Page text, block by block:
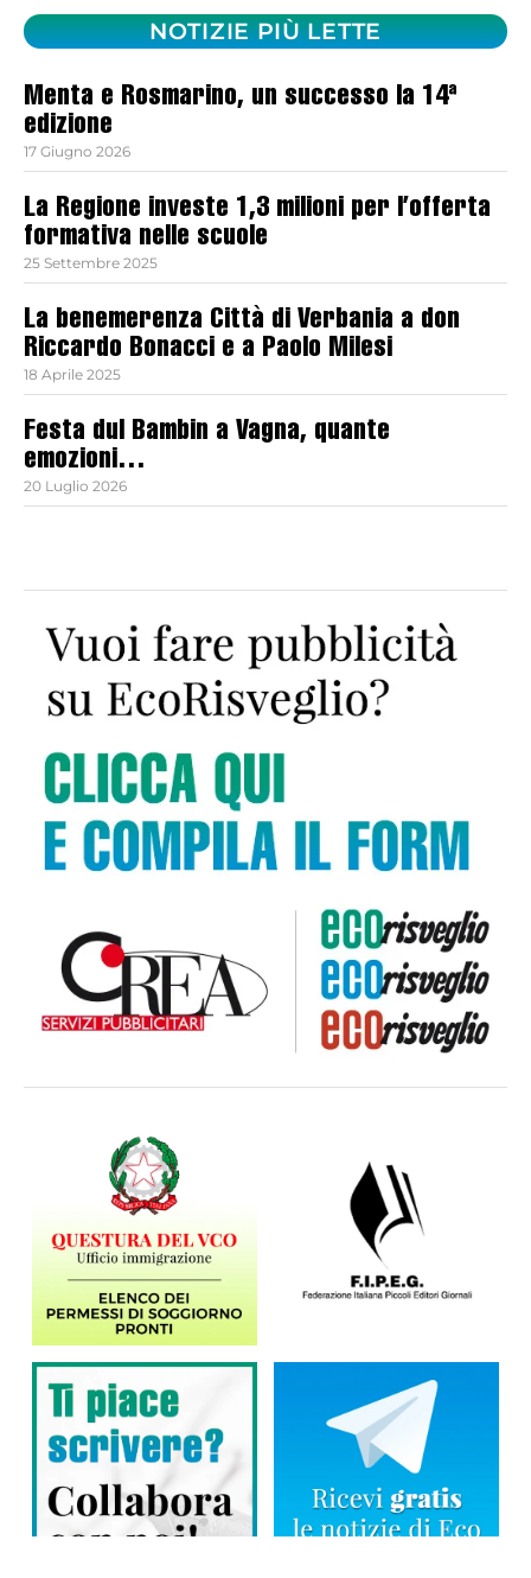
NOTIZIE PIÙ LETTE
Menta e Rosmarino, un successo la 14ª
edizione
17 Giugno 2026
La Regione investe 1,3 milioni per l’offerta
formativa nelle scuole
25 Settembre 2025
La benemerenza Città di Verbania a don
Riccardo Bonacci e a Paolo Milesi
18 Aprile 2025
Festa dul Bambin a Vagna, quante
emozioni…
20 Luglio 2026